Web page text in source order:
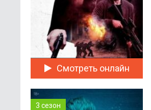
Смотреть онлайн
3 сезон